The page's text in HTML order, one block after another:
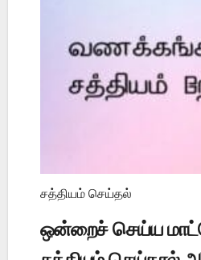
சத்தியம் செய்தல்
ஒன்றைச் செய்ய